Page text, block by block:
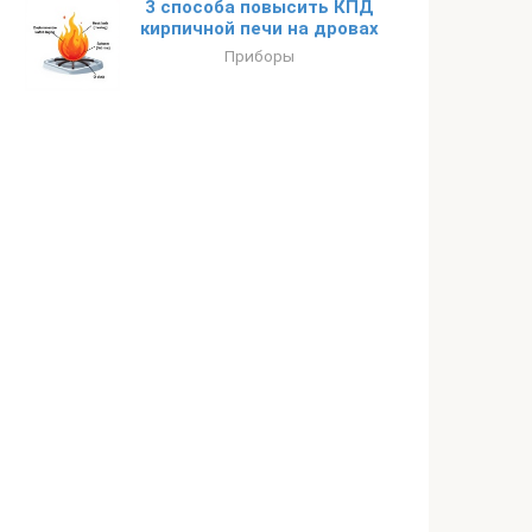
3 способа повысить КПД
кирпичной печи на дровах
Приборы